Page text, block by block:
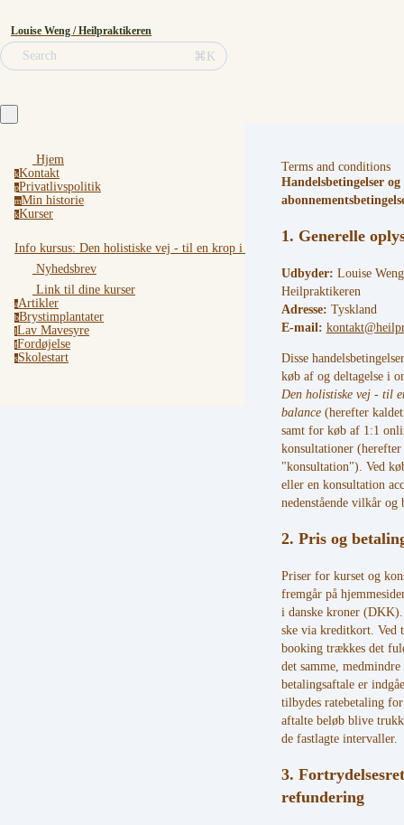
Louise Weng / Heilpraktikeren
Search ⌘K
Hjem
kKontakt
pPrivatlivspolitik
mMin historie
kKurser
Info kursus: Den holistiske vej - til en krop i balance
Nyhedsbrev
Link til dine kurser
aArtikler
bBrystimplantater
lLav Mavesyre
fFordøjelse
sSkolestart
Terms and conditions
Handelsbetingelser og
1. Generelle
Udbyder: Louise
Heilpraktikeren
Adresse: Tyskland
E-mail:
Disse
køb af og deltagelse i
Den holistiske vej - til
balance(herefter
samt for køb af 1:1
konsultationer (herefter
"konsultation"). Ved
eller en konsultation
nedenstående vilkår og
2. Pris og
Priser for kurset og
fremgår på
i danske kroner
ske via kreditkort. Ved
booking trækkes det
det samme, medmindre
betalingsaftale er
tilbydes ratebetaling
aftalte beløb blive
de fastlagte intervaller.
3.
refundering